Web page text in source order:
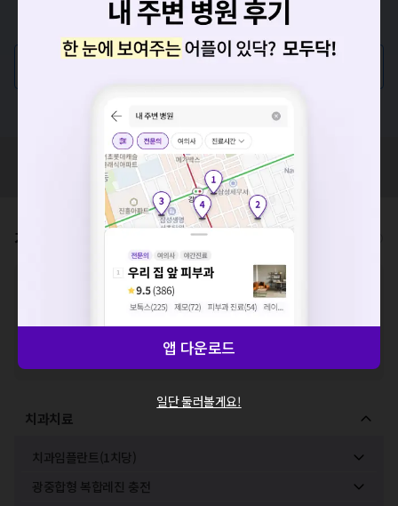
증상/치료, 궁금한 점이 있나요?
의사가 직접 답해드려요!
💬 무엇이든 물어보세요
혹시 잘못된 병원정보가 있나요?
모두닥 팀에 알려주세요!
가격표 비급여/급여 진료란?
추가비용 등으로 실제 가격과 상이할 수 있으니, 정확
한 가격은 해당 의료기관에 직접 문의해주세요.
건강보험심사평가원에 고지되어 있는 급여 진료 기준 가
격입니다. (진료와 연관된 복합적인 비용이 추가되어, 병원마다 금액이 다르게
산정될 수 있는 점 참고 바랍니다.)
VAT 포함
치과치료
치과임플란트(1치당)
광중합형 복합레진 충전
요청하신 작업을 처리하지 못했습니다.
네트워크 또는 서버의 일시적인 오류로, 잠시 후 다시 시도해주
세요. 지속적으로 문제가 발생할 경우 모두닥 채널톡으로 문의
앱 다운로드
일단 둘러볼게요!